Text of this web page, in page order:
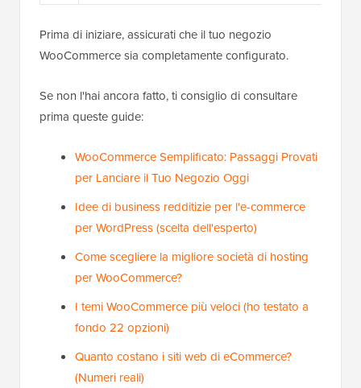
Prima di iniziare, assicurati che il tuo negozio
WooCommerce sia completamente configurato.
Se non l'hai ancora fatto, ti consiglio di consultare
prima queste guide:
WooCommerce Semplificato: Passaggi Provati
per Lanciare il Tuo Negozio Oggi
Idee di business redditizie per l'e-commerce
per WordPress (scelta dell'esperto)
Come scegliere la migliore società di hosting
per WooCommerce?
I temi WooCommerce più veloci (ho testato a
fondo 22 opzioni)
Quanto costano i siti web di eCommerce?
(Numeri reali)